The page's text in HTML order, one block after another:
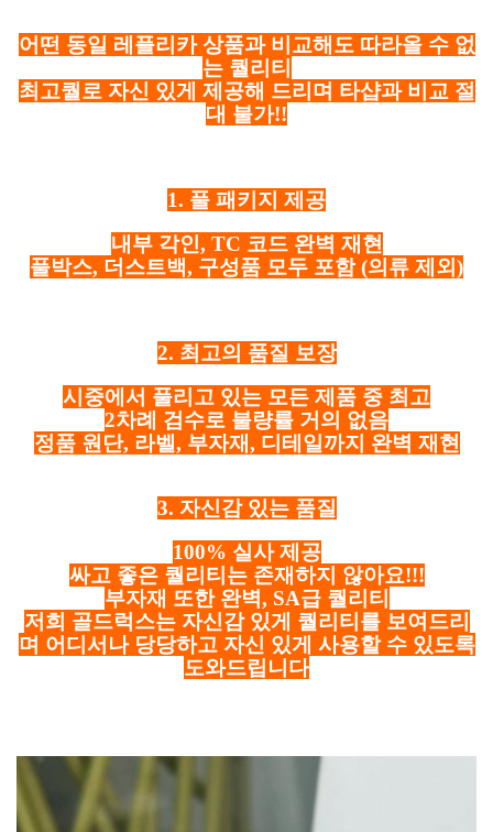
어떤 동일 레플리카 상품과 비교해도 따라올 수 없
는 퀄리티
최고퀄로 자신 있게 제공해 드리며 타샵과 비교 절
대 불가!!
1. 풀 패키지 제공
내부 각인, TC 코드 완벽 재현
풀박스, 더스트백, 구성품 모두 포함 (의류 제외)
2. 최고의 품질 보장
시중에서 풀리고 있는 모든 제품 중 최고
2차례 검수로 불량률 거의 없음
정품 원단, 라벨, 부자재, 디테일까지 완벽 재현
3. 자신감 있는 품질
100% 실사 제공
싸고 좋은 퀄리티는 존재하지 않아요!!!
부자재 또한 완벽, SA급 퀄리티
저희 골드럭스는 자신감 있게 퀄리티를 보여드리
며 어디서나 당당하고 자신 있게 사용할 수 있도록
도와드립니다